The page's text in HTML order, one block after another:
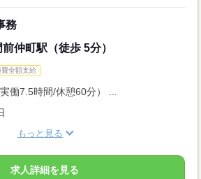
務
仲町駅（徒歩 5分）
費全額支給
働7.5時間/休憩60分） ...
もっと見る
求人詳細を見る